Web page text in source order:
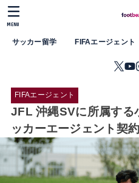
サッカー留学 FIFAエージェント
MENU
FIFAエージェント
JFL 沖縄SVに所属する
ッカーエージェント契約